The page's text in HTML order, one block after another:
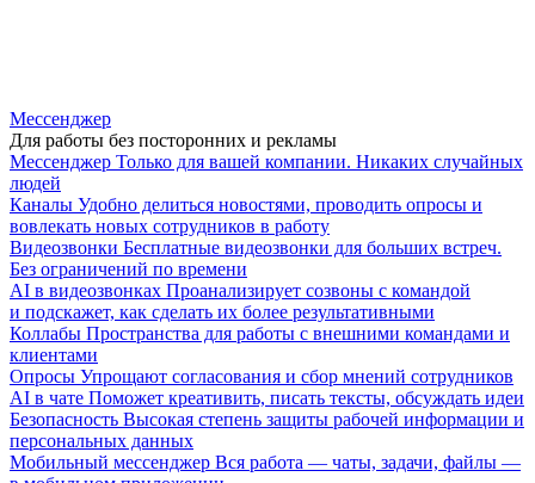
Мессенджер
Для работы без посторонних и рекламы
Мессенджер Только для вашей компании. Никаких случайных
людей
Каналы Удобно делиться новостями, проводить опросы и
вовлекать новых сотрудников в работу
Видеозвонки Бесплатные видеозвонки для больших встреч.
Без ограничений по времени
AI в видеозвонках Проанализирует созвоны с командой
и подскажет, как сделать их более результативными
Коллабы Пространства для работы с внешними командами и
клиентами
Опросы Упрощают согласования и сбор мнений сотрудников
AI в чате Поможет креативить, писать тексты, обсуждать идеи
Безопасность Высокая степень защиты рабочей информации и
персональных данных
Мобильный мессенджер Вся работа — чаты, задачи, файлы —